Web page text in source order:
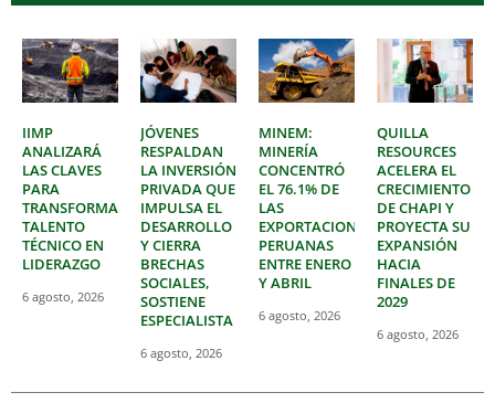
IIMP
ANALIZARÁ
LAS CLAVES
PARA
TRANSFORMAR
TALENTO
TÉCNICO EN
LIDERAZGO
6 agosto, 2026
JÓVENES
RESPALDAN
LA INVERSIÓN
PRIVADA QUE
IMPULSA EL
DESARROLLO
Y CIERRA
BRECHAS
SOCIALES,
SOSTIENE
ESPECIALISTA
6 agosto, 2026
MINEM:
MINERÍA
CONCENTRÓ
EL 76.1% DE
LAS
EXPORTACIONES
PERUANAS
ENTRE ENERO
Y ABRIL
6 agosto, 2026
QUILLA
RESOURCES
ACELERA EL
CRECIMIENTO
DE CHAPI Y
PROYECTA SU
EXPANSIÓN
HACIA
FINALES DE
2029
6 agosto, 2026